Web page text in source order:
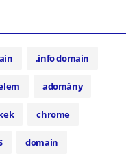
.info domain
adomány
chrome
domain